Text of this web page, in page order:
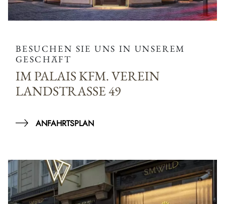
BESUCHEN SIE UNS IN UNSEREM
GESCHÄFT
IM PALAIS KFM. VEREIN
LANDSTRASSE 49
ANFAHRTSPLAN